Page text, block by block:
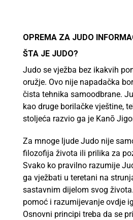
OPREMA ZA JUDO
ŠTA JE JUDO?
Judo se vježba bez ikakvih
oružje. Ovo nije napadačka
čista tehnika samoodbrane.
kao druge borilačke vještine,
stoljeća razvio ga je Kanō
Za mnoge ljude Judo nije
filozofija života ili prilika za
Svako ko pravilno razumije
ga vježbati u teretani na
sastavnim dijelom svog
pomoć i razumijevanje ovdje
Osnovni principi treba da se